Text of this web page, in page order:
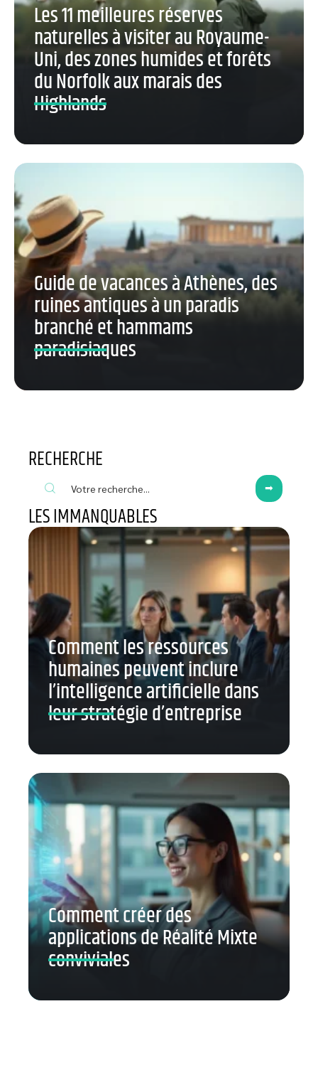
Les 11 meilleures réserves
naturelles à visiter au Royaume-
Uni, des zones humides et forêts
du Norfolk aux marais des
Highlands
Guide de vacances à Athènes, des
ruines antiques à un paradis
branché et hammams
paradisiaques
RECHERCHE
LES IMMANQUABLES
Comment les ressources
humaines peuvent inclure
l’intelligence artificielle dans
leur stratégie d’entreprise
Comment créer des
applications de Réalité Mixte
conviviales